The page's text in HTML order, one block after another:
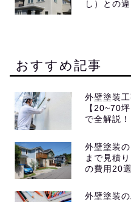
し）との違
おすすめ記事
外壁塗装
【20~70
で全解説！
外壁塗装
まで見積
の費用20選
外壁塗装